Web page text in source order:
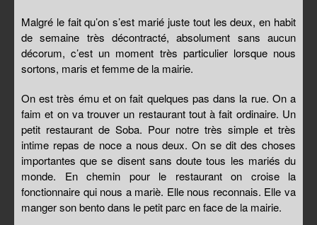
Malgré le fait qu’on s’est marié juste tout les deux, en habit
de semaine très décontracté, absolument sans aucun
décorum, c’est un moment très particulier lorsque nous
sortons, maris et femme de la mairie.
On est très ému et on fait quelques pas dans la rue. On a
faim et on va trouver un restaurant tout à fait ordinaire. Un
petit restaurant de Soba. Pour notre très simple et très
intime repas de noce a nous deux. On se dit des choses
importantes que se disent sans doute tous les mariés du
monde. En chemin pour le restaurant on croise la
fonctionnaire qui nous a mariè. Elle nous reconnais. Elle va
manger son bento dans le petit parc en face de la mairie.